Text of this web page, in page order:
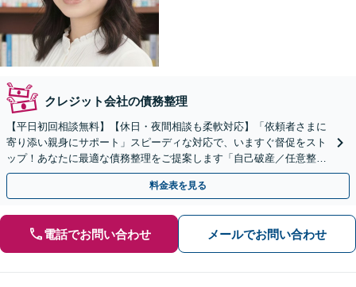
クレジット会社の債務整理
【平日初回相談無料】【休日・夜間相談も柔軟対応】「依頼者さまに
寄り添い親身にサポート」スピーディな対応で、いますぐ督促をスト
ップ！あなたに最適な債務整理をご提案します「自己破産／任意整理
／個人再生／時効の援用ほか」
料金表を見る
電話でお問い合わせ メールでお問い合わせ